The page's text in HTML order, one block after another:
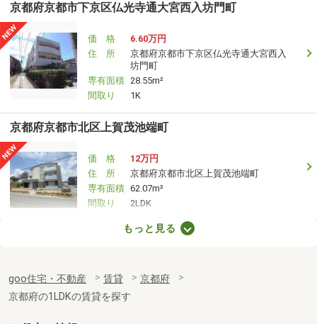
京都府京都市下京区仏光寺通大宮西入坊門町
価 格
6.60万円
住 所
京都府京都市下京区仏光寺通大宮西入
坊門町
専有面積 28.55m²
間取り
1K
京都府京都市北区上賀茂池端町
価 格
12万円
住 所
京都府京都市北区上賀茂池端町
専有面積 62.07m²
間取り
2LDK
京都府京都市北区新町通鞍馬口下る上清蔵口町
住 所
京都府京都市北区新町通鞍馬口下る上
もっと見る
goo住宅・不動産 賃貸
京都府
京都府の1LDKの賃貸を探す